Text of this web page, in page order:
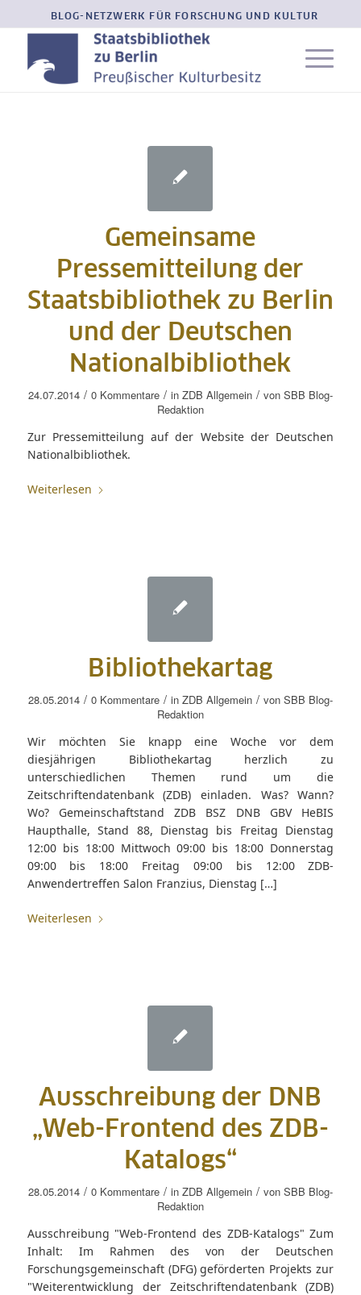
BLOG-NETZWERK FÜR FORSCHUNG UND KULTUR
Gemeinsame
Pressemitteilung der
Staatsbibliothek zu Berlin
und der Deutschen
Nationalbibliothek
24.07.2014 / 0 Kommentare / in ZDB Allgemein / von SBB Blog-
Redaktion
Zur Pressemitteilung auf der Website der Deutschen
Nationalbibliothek.
Weiterlesen
Bibliothekartag
28.05.2014 / 0 Kommentare / in ZDB Allgemein / von SBB Blog-
Redaktion
Wir möchten Sie knapp eine Woche vor dem
diesjährigen Bibliothekartag herzlich zu
unterschiedlichen Themen rund um die
Zeitschriftendatenbank (ZDB) einladen. Was? Wann?
Wo? Gemeinschaftstand ZDB BSZ DNB GBV HeBIS
Haupthalle, Stand 88, Dienstag bis Freitag Dienstag
12:00 bis 18:00 Mittwoch 09:00 bis 18:00 Donnerstag
09:00 bis 18:00 Freitag 09:00 bis 12:00 ZDB-
Anwendertreffen Salon Franzius, Dienstag […]
Weiterlesen
Ausschreibung der DNB
„Web-Frontend des ZDB-
Katalogs“
28.05.2014 / 0 Kommentare / in ZDB Allgemein / von SBB Blog-
Redaktion
Ausschreibung "Web-Frontend des ZDB-Katalogs" Zum
Inhalt: Im Rahmen des von der Deutschen
Forschungsgemeinschaft (DFG) geförderten Projekts zur
"Weiterentwicklung der Zeitschriftendatenbank (ZDB)